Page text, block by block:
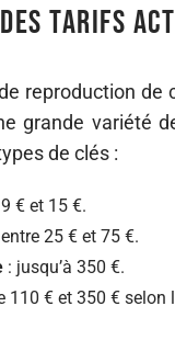
des tarifs
reproduction
grande variété
de clés :
€ et 15 €.
25 € et 75 €.
: jusqu’à 350 €.
110 € et 350 €